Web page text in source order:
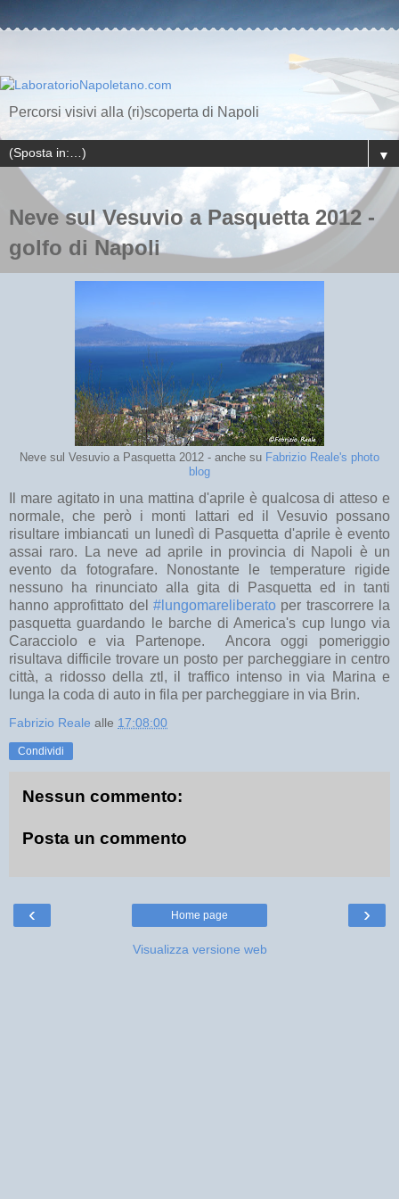
Percorsi visivi alla (ri)scoperta di Napoli
▼
Neve sul Vesuvio a Pasquetta 2012 -
golfo di Napoli
Neve sul Vesuvio a Pasquetta 2012 - anche su Fabrizio Reale's photo
blog
Il mare agitato in una mattina d'aprile è qualcosa di atteso e
normale, che però i monti lattari ed il Vesuvio possano
risultare imbiancati un lunedì di Pasquetta d'aprile è evento
assai raro. La neve ad aprile in provincia di Napoli è un
evento da fotografare. Nonostante le temperature rigide
nessuno ha rinunciato alla gita di Pasquetta ed in tanti
hanno approfittato del #lungomareliberato per trascorrere la
pasquetta guardando le barche di America's cup lungo via
Caracciolo e via Partenope. Ancora oggi pomeriggio
risultava difficile trovare un posto per parcheggiare in centro
città, a ridosso della ztl, il traffico intenso in via Marina e
lunga la coda di auto in fila per parcheggiare in via Brin.
Fabrizio Reale alle 17:08:00
Condividi
Nessun commento:
Posta un commento
‹ ›
Home page
Visualizza versione web